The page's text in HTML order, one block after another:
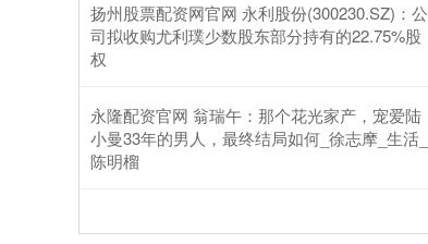
扬州股票配资网官网 永利股份(300230.SZ)：公
司拟收购尤利璞少数股东部分持有的22.75%股
权
永隆配资官网 翁瑞午：那个花光家产，宠爱陆
小曼33年的男人，最终结局如何_徐志摩_生活_
陈明榴